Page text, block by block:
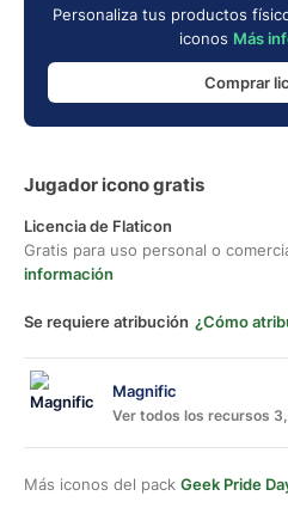
Personaliza tus productos
iconos Más
Comprar
Jugador icono gratis
Licencia de Flaticon
Gratis para uso personal o
información
Se requiere atribución ¿Cómo
Magnific
Ver todos los recursos
Más iconos del pack Geek Pride